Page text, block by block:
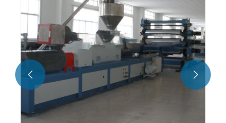
 